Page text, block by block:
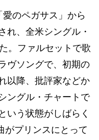
のペガサス」から
れ、全米シングル・
。ファルセットで歌
ヴソングで、初期の
以降、批評家などか
ングル・チャートで
いう状態がしばらく
がプリンスにとって